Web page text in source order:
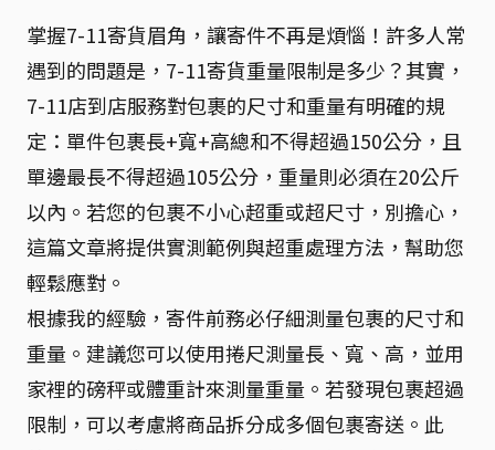
掌握7-11寄貨眉角，讓寄件不再是煩惱！許多人常
遇到的問題是，7-11寄貨重量限制是多少？其實，
7-11店到店服務對包裹的尺寸和重量有明確的規
定：單件包裹長+寬+高總和不得超過150公分，且
單邊最長不得超過105公分，重量則必須在20公斤
以內。若您的包裹不小心超重或超尺寸，別擔心，
這篇文章將提供實測範例與超重處理方法，幫助您
輕鬆應對。
根據我的經驗，寄件前務必仔細測量包裹的尺寸和
重量。建議您可以使用捲尺測量長、寬、高，並用
家裡的磅秤或體重計來測量重量。若發現包裹超過
限制，可以考慮將商品拆分成多個包裹寄送。此